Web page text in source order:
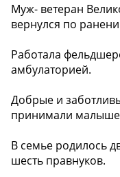
Муж- ветеран
вернулся по
Работала
амбулаторией.
Добрые и
принимали
В семье родилось
шесть правнуков.